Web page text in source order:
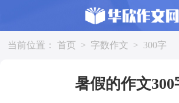
当前位置： 首页 > 字数作文 > 300字
暑假的作文300